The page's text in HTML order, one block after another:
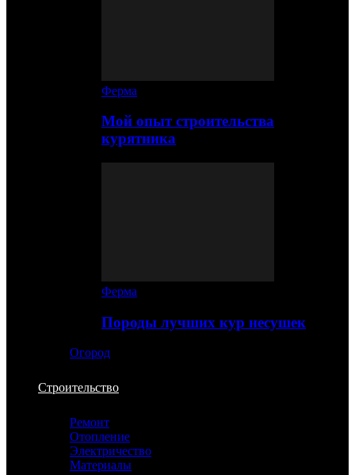
Ферма
Мой опыт строительства
курятника
Ферма
Породы лучших кур несушек
Огород
Строительство
Ремонт
Отопление
Электричество
Материалы